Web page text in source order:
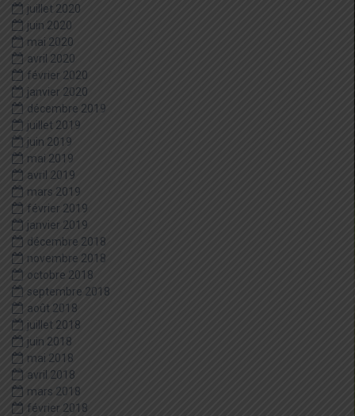
juillet 2020
juin 2020
mai 2020
avril 2020
février 2020
janvier 2020
décembre 2019
juillet 2019
juin 2019
mai 2019
avril 2019
mars 2019
février 2019
janvier 2019
décembre 2018
novembre 2018
octobre 2018
septembre 2018
août 2018
juillet 2018
juin 2018
mai 2018
avril 2018
mars 2018
février 2018